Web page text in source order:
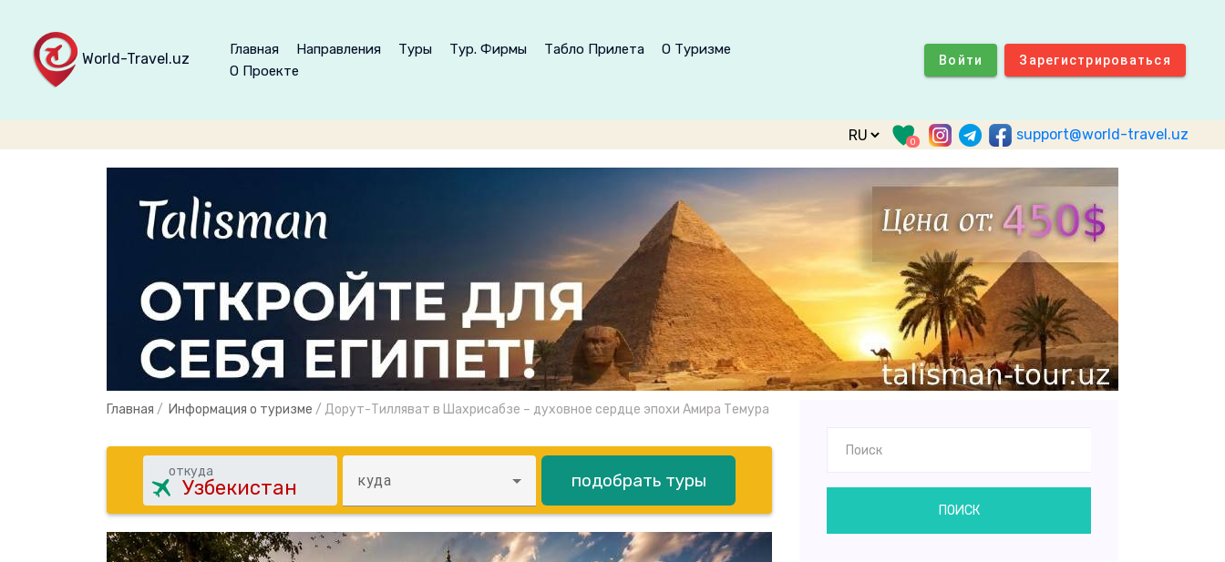
World-Travel.uz
Главная Направления Туры Тур. Фирмы Табло Прилета
О Туризме
О Проекте
Войти Зарегистрироваться
0 support@world-travel.uz
Главная / Информация о туризме / Дорут-Тилляват в Шахрисабзе – духовное сердце эпохи Амира Темура
откуда
куда подобрать туры
ПОИСК